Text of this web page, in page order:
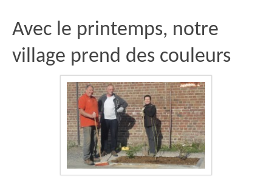
Avec le printemps, notre
village prend des couleurs